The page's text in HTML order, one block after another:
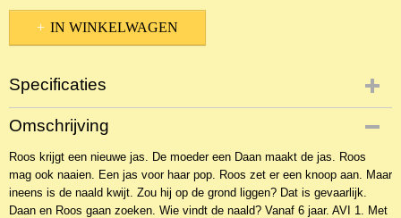
IN WINKELWAGEN
Specificaties
Productcode
NBKJ-2122
EAN code
9789089010360
Omschrijving
Roos krijgt een nieuwe jas. De moeder een Daan maakt de jas. Roos
mag ook naaien. Een jas voor haar pop. Roos zet er een knoop aan. Maar
ineens is de naald kwijt. Zou hij op de grond liggen? Dat is gevaarlijk.
Daan en Roos gaan zoeken. Wie vindt de naald? Vanaf 6 jaar. AVI 1. Met